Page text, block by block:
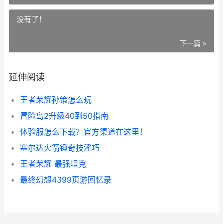
没有了！
下一篇 »
延伸阅读
王者荣耀孙策怎么玩
冒险岛2升级40到50指南
体验服怎么下载？官方渠道在这里！
塞尔达火箭锤奇技淫巧
王者荣耀 最强坦克
最终幻想4399页游回忆录